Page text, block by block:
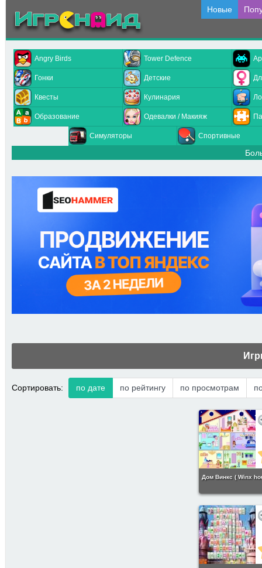
Новые
Angry Birds Tower Defence
Гонки Детские
Квесты Кулинария
Образование Одевалки / Макияж
Симуляторы Спортивные
Сортировать: по дате по рейтингу по просмотрам
Дом Винкс ( Winx